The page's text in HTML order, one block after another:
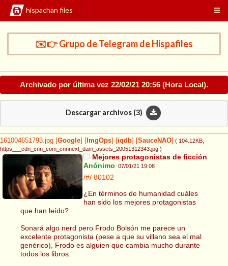
hispachan files
✉️👉 Grupo de Telegram de Hispafiles
Archivado por última vez 22/02/21 20:56 (Hora Local).
Descargar archivos (3)
161004651793.jpg Google ImgOps iqdb SauceNAO ( 104.12KB
https___cdn_cnn_com_cnnnext_dam_assets_20051312343.jpg )
Mejores protagonistas de ficción
Anónimo 07/01/21 19:08
/#/ 80102
¿En términos de humanidad cuáles
han sido los mejores protagonistas
que han leído?
Sonará algo nerd pero Frodo Bolsón me parece un
excelente protagonista (pese a que su villano sea el mal
genérico), Frodo es alguien que cambia mucho durante
todos los libros.